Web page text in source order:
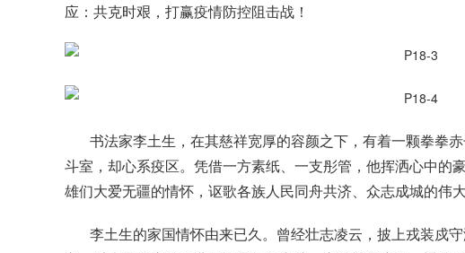
应：共克时艰，打赢疫情防控阻击战！
书法家李土生，在其慈祥宽厚的容颜之下，有着一颗拳拳
斗室，却心系疫区。凭借一方素纸、一支彤管，他挥洒心中的
雄们大爱无疆的情怀，讴歌各族人民同舟共济、众志成城的伟大
李土生的家国情怀由来已久。曾经壮志凌云，披上戎装戍